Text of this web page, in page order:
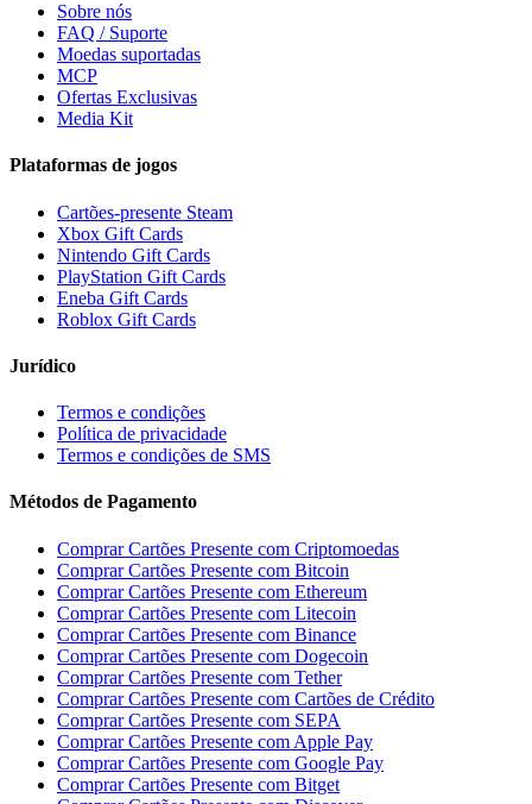
Sobre nós
FAQ / Suporte
Moedas suportadas
MCP
Ofertas Exclusivas
Media Kit
Plataformas de jogos
Cartões-presente Steam
Xbox Gift Cards
Nintendo Gift Cards
PlayStation Gift Cards
Eneba Gift Cards
Roblox Gift Cards
Jurídico
Termos e condições
Política de privacidade
Termos e condições de SMS
Métodos de Pagamento
Comprar Cartões Presente com Criptomoedas
Comprar Cartões Presente com Bitcoin
Comprar Cartões Presente com Ethereum
Comprar Cartões Presente com Litecoin
Comprar Cartões Presente com Binance
Comprar Cartões Presente com Dogecoin
Comprar Cartões Presente com Tether
Comprar Cartões Presente com Cartões de Crédito
Comprar Cartões Presente com SEPA
Comprar Cartões Presente com Apple Pay
Comprar Cartões Presente com Google Pay
Comprar Cartões Presente com Bitget